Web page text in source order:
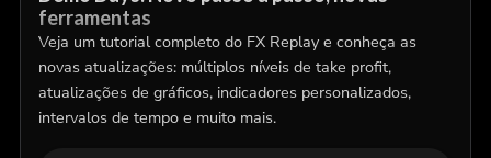
ferramentas
Veja um tutorial completo do FX Replay e conheça as
novas atualizações: múltiplos níveis de take profit,
atualizações de gráficos, indicadores personalizados,
intervalos de tempo e muito mais.